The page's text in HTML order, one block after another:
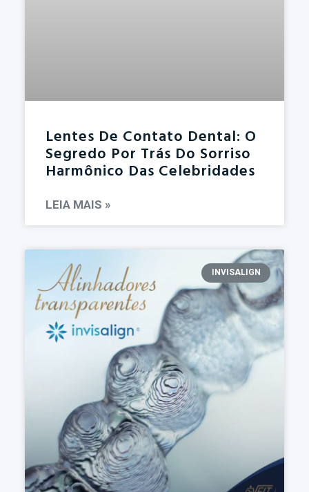
Lentes De Contato Dental: O
Segredo Por Trás Do Sorriso
Harmônico Das Celebridades
LEIA MAIS »
INVISALIGN